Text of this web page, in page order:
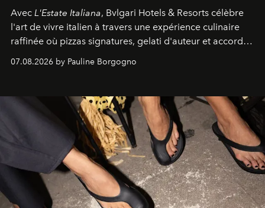
Avec L'Estate Italiana, Bvlgari Hotels & Resorts célèbre
l'art de vivre italien à travers une expérience culinaire
raffinée où pizzas signatures, gelati d'auteur et accords
d'exception composent un véritable voyage sensoriel.
07.08.2026 by Pauline Borgogno